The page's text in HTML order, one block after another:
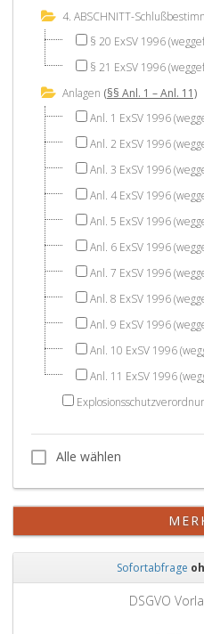
4. ABSCHNITT-
§ 20 ExSV 1996
§ 21 ExSV 1996
Anlagen (§§ Anl. 1 – Anl. 11)
Anl. 1 ExSV 1996
Anl. 2 ExSV 1996
Anl. 3 ExSV 1996
Anl. 4 ExSV 1996
Anl. 5 ExSV 1996
Anl. 6 ExSV 1996
Anl. 7 ExSV 1996
Anl. 8 ExSV 1996
Anl. 9 ExSV 1996
Anl. 10 ExSV 1996
Anl. 11 ExSV 1996
Alle wählen
Alle wählen
Sofortabfrage
DSGVO